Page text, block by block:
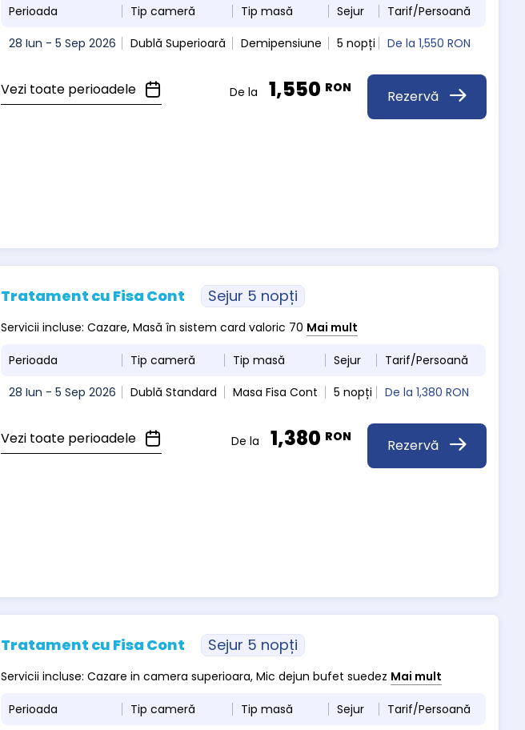
Perioada Tip cameră Tip masă Sejur
Tarif/Persoană
28 Iun - 5 Sep 2026
Dublă Superioară Demipensiune 5 nopți De la1,550 RON
Vezi toate perioadele Rezervă
De la 1,550 RON
Tratament cu Fisa Cont Sejur 5 nopți
Servicii incluse: Cazare, Masă în sistem card valoric 70 Mai mult
Perioada Tip cameră Tip masă Sejur
Tarif/Persoană
28 Iun - 5 Sep 2026
Dublă Standard Masa Fisa Cont 5 nopți De la1,380 RON
Vezi toate perioadele Rezervă
De la 1,380 RON
Tratament cu Fisa Cont Sejur 5 nopți
Servicii incluse: Cazare in camera superioara, Mic dejun bufet suedez Mai mult
Perioada Tip cameră Tip masă Sejur
Tarif/Persoană